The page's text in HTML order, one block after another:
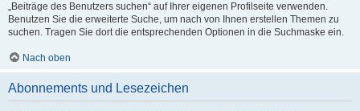
„Beiträge des Benutzers suchen“ auf Ihrer eigenen Profilseite verwenden.
Benutzen Sie die erweiterte Suche, um nach von Ihnen erstellen Themen zu
suchen. Tragen Sie dort die entsprechenden Optionen in die Suchmaske ein.
Nach oben
Abonnements und Lesezeichen